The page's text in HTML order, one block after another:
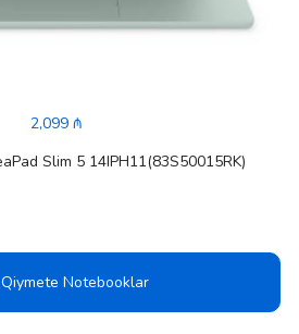
2,099 ₼
Slim 5 14IPH11(83S50015RK)
Notebooklar